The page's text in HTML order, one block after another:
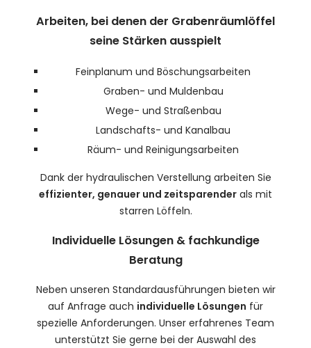
Arbeiten, bei denen der Grabenräumlöffel
seine Stärken ausspielt
Feinplanum und Böschungsarbeiten
Graben- und Muldenbau
Wege- und Straßenbau
Landschafts- und Kanalbau
Räum- und Reinigungsarbeiten
Dank der hydraulischen Verstellung arbeiten Sie
effizienter, genauer und zeitsparender als mit
starren Löffeln.
Individuelle Lösungen & fachkundige
Beratung
Neben unseren Standardausführungen bieten wir
auf Anfrage auch individuelle Lösungen für
spezielle Anforderungen. Unser erfahrenes Team
unterstützt Sie gerne bei der Auswahl des